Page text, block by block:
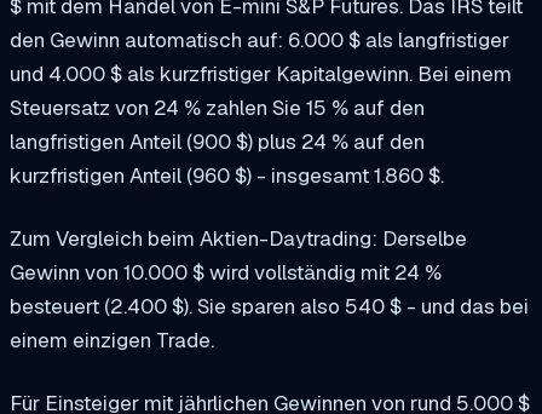
$ mit dem Handel von E-mini S&P Futures. Das IRS teilt
den Gewinn automatisch auf: 6.000 $ als langfristiger
und 4.000 $ als kurzfristiger Kapitalgewinn. Bei einem
Steuersatz von 24 % zahlen Sie 15 % auf den
langfristigen Anteil (900 $) plus 24 % auf den
kurzfristigen Anteil (960 $) - insgesamt 1.860 $.
Zum Vergleich beim Aktien-Daytrading: Derselbe
Gewinn von 10.000 $ wird vollständig mit 24 %
besteuert (2.400 $). Sie sparen also 540 $ - und das bei
einem einzigen Trade.
Für Einsteiger mit jährlichen Gewinnen von rund 5.000 $